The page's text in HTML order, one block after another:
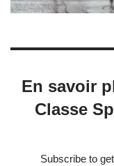
En savoir
Classe
Subscribe to